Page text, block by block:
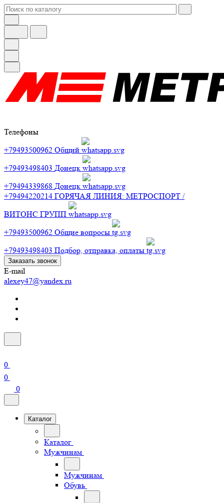
Телефоны
+79493500962 Общий
+79493498403 Донецк
+79494339868 Донецк
+79494220214 ГОРЯЧАЯ ЛИНИЯ: МЕТРОСПОРТ /
ВИТОНС ГРУПП
+79493500962 Общие вопросы
+79493498403 Подбор, отправка, оплаты
Заказать звонок
E-mail
alexey47@yandex.ru
0
0
0
Каталог
Каталог
Мужчинам
Мужчинам
Обувь